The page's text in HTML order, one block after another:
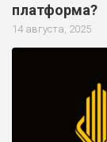
платформа?
14 августа, 2025